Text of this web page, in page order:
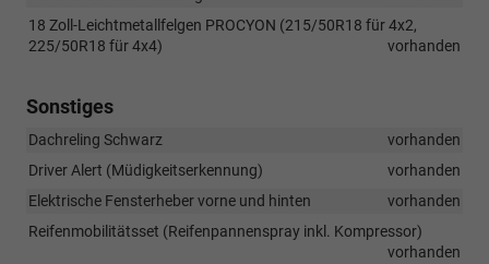
18 Zoll-Leichtmetallfelgen PROCYON (215/50R18 für 4x2,
225/50R18 für 4x4)
vorhanden
Sonstiges
Dachreling Schwarz
vorhanden
Driver Alert (Müdigkeitserkennung)
vorhanden
Elektrische Fensterheber vorne und hinten
vorhanden
Reifenmobilitätsset (Reifenpannenspray inkl. Kompressor)
vorhanden